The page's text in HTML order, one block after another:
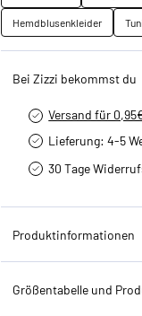
Hemdblusenkleider
Bei Zizzi bekommst du
Versand für
Lieferung: 4-5
30 Tage
Produktinformationen
Größentabelle und